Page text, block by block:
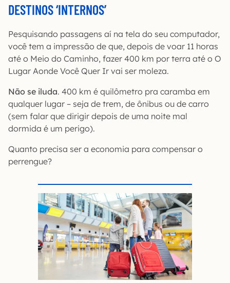
DESTINOS ‘INTERNOS’
Pesquisando passagens aí na tela do seu computador,
você tem a impressão de que, depois de voar 11 horas
até o Meio do Caminho, fazer 400 km por terra até o O
Lugar Aonde Você Quer Ir vai ser moleza.
Não se iluda. 400 km é quilômetro pra caramba em
qualquer lugar – seja de trem, de ônibus ou de carro
(sem falar que dirigir depois de uma noite mal
dormida é um perigo).
Quanto precisa ser a economia para compensar o
perrengue?